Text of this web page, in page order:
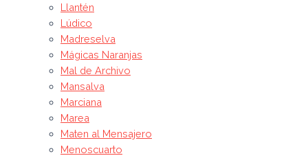
Llantén
Lúdico
Madreselva
Mágicas Naranjas
Mal de Archivo
Mansalva
Marciana
Marea
Maten al Mensajero
Menoscuarto